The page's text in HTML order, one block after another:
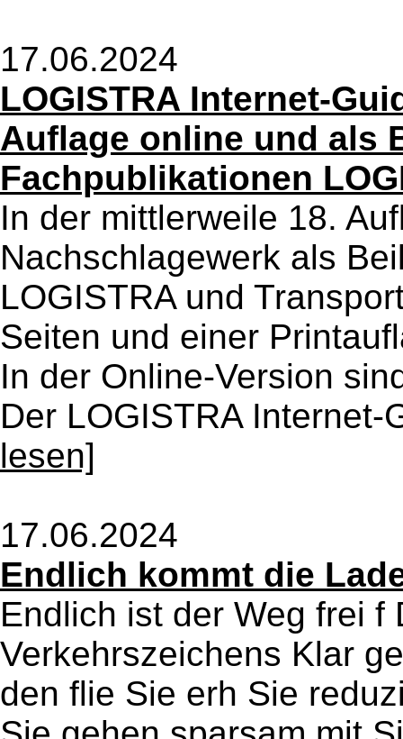
17.06.2024
LOGISTRA Internet-
Auflage online und als
Fachpublikationen
In der mittlerweile 18.
Nachschlagewerk als
LOGISTRA und
Seiten und einer
In der Online-Version
Der LOGISTRA
lesen]
17.06.2024
Endlich kommt die
Endlich ist der Weg frei f
Verkehrszeichens Klar
den flie Sie erh Sie